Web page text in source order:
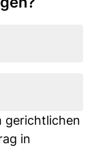
gerichtlichen
in